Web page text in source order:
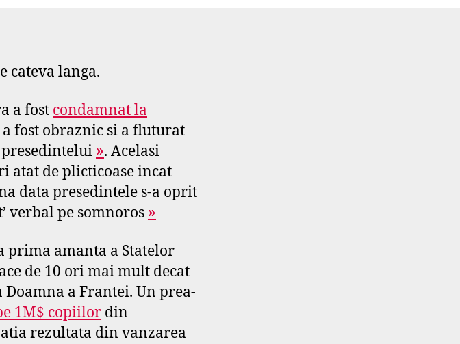
cateva langa.
a fost condamnat la
fost obraznic si a fluturat
». Acelasi
atat de plicticoase incat
data presedintele s-a oprit
verbal pe somnoros »
prima amanta a Statelor
de 10 ori mai mult decat
a Frantei. Un prea-
1M$ copiilor din
rezultata din vanzarea